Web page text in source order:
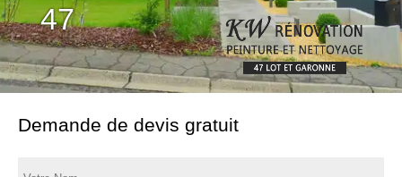
47
Demande de devis gratuit